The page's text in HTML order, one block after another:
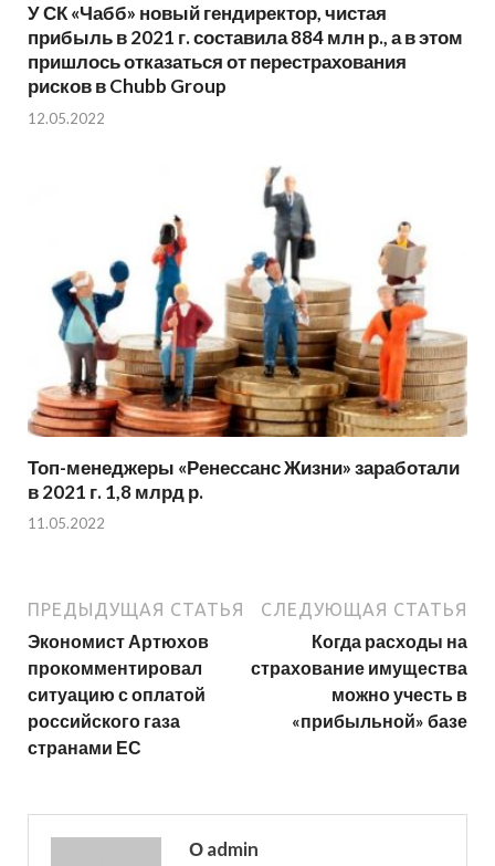
У СК «Чабб» новый гендиректор, чистая
прибыль в 2021 г. составила 884 млн р., а в этом
пришлось отказаться от перестрахования
рисков в Chubb Group
12.05.2022
Топ-менеджеры «Ренессанс Жизни» заработали
в 2021 г. 1,8 млрд р.
11.05.2022
ПРЕДЫДУЩАЯ СТАТЬЯ
Экономист Артюхов
прокомментировал
ситуацию с оплатой
российского газа
странами ЕС
СЛЕДУЮЩАЯ СТАТЬЯ
Когда расходы на
страхование имущества
можно учесть в
«прибыльной» базе
О admin